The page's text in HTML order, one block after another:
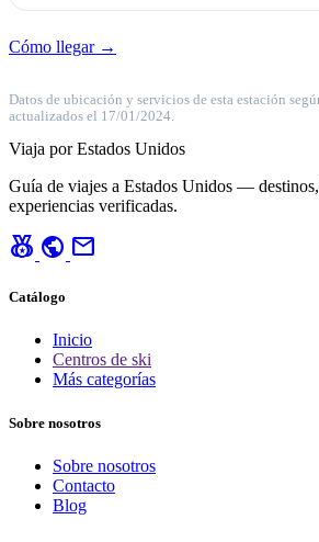
Cómo llegar →
Datos de ubicación y servicios de esta estación
actualizados el 17/01/2024.
Viaja por Estados Unidos
Guía de viajes a Estados Unidos —
experiencias verificadas.
social_leaderboard public mail
Catálogo
Inicio
Centros de ski
Más categorías
Sobre nosotros
Sobre nosotros
Contacto
Blog